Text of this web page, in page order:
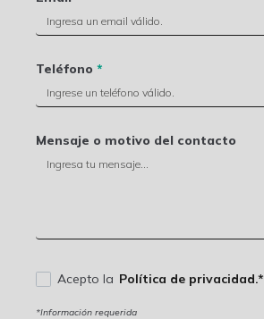
Teléfono*
Mensaje o motivo del contacto
Acepto la Política de privacidad.*
*Información requerida